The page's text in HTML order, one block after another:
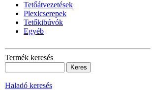
Tetőátvezetések
Plexicserepek
Tetőkibúvók
Egyéb
Termék keresés
Haladó keresés